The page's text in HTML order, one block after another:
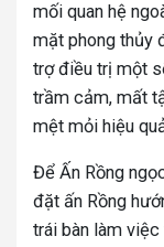
mối quan hệ
mặt phong thủy
trợ điều trị một
trầm cảm, mất
mệt mỏi hiệu
Để Ấn Rồng
đặt ấn Rồng
trái bàn làm